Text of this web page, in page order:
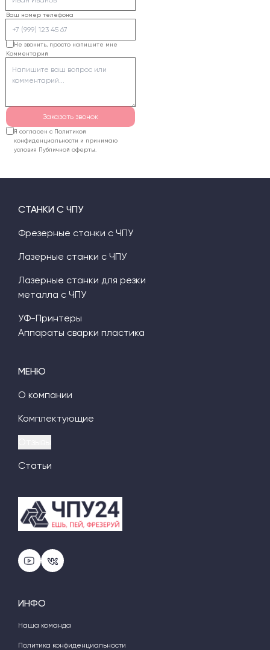
композитных панелей
(АКП).
шпинделем и
вакуумными помпами
обязательно требуют
подключения 380В (три
фазы).
Ваш номер телефона
Не звонить, просто напишите мне
Комментарий
Заказать звонок
Я согласен с Политикой
конфиденциальности и принимаю
условия Публичной оферты.
МЕНЮ
О компании
Комплектующие
Статьи
СТАНКИ С ЧПУ
Фрезерные станки с ЧПУ
Лазерные станки с ЧПУ
Лазерные станки для резки
металла с ЧПУ
УФ-Принтеры
Аппараты сварки пластика
ИНФО
Наша команда
Политика конфиденциальности